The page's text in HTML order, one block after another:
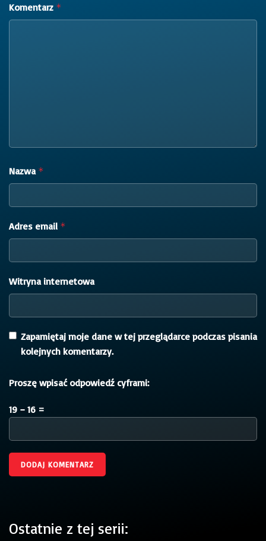
Komentarz *
Nazwa *
Adres email *
Witryna internetowa
Zapamiętaj moje dane w tej przeglądarce podczas pisania
kolejnych komentarzy.
Proszę wpisać odpowiedź cyframi:
19 − 16 =
Ostatnie z tej serii: